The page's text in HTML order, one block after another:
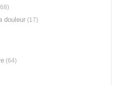
douleur (17)
(64)